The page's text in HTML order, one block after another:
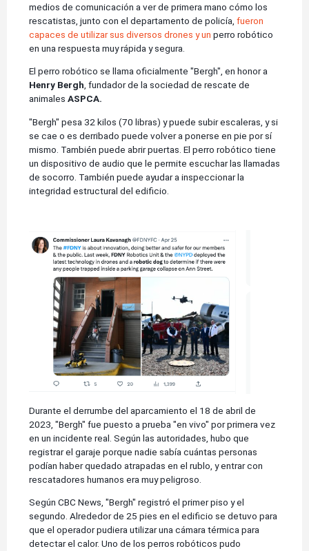
medios de comunicación a ver de primera mano cómo los
rescatistas, junto con el departamento de policía, fueron
capaces de utilizar sus diversos drones y un perro robótico
en una respuesta muy rápida y segura.
El perro robótico se llama oficialmente "Bergh", en honor a
Henry Bergh, fundador de la sociedad de rescate de
animales ASPCA.
"Bergh" pesa 32 kilos (70 libras) y puede subir escaleras, y si
se cae o es derribado puede volver a ponerse en pie por sí
mismo. También puede abrir puertas. El perro robótico tiene
un dispositivo de audio que le permite escuchar las llamadas
de socorro. También puede ayudar a inspeccionar la
integridad estructural del edificio.
Durante el derrumbe del aparcamiento el 18 de abril de
2023, "Bergh" fue puesto a prueba "en vivo" por primera vez
en un incidente real. Según las autoridades, hubo que
registrar el garaje porque nadie sabía cuántas personas
podían haber quedado atrapadas en el rublo, y entrar con
rescatadores humanos era muy peligroso.
Según CBC News, "Bergh" registró el primer piso y el
segundo. Alrededor de 25 pies en el edificio se detuvo para
que el operador pudiera utilizar una cámara térmica para
detectar el calor. Uno de los perros robóticos pudo